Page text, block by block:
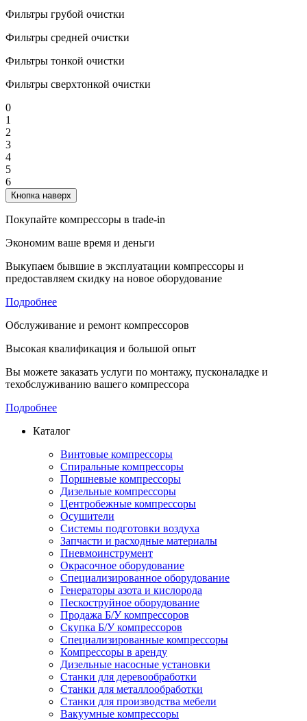
Фильтры грубой очистки
Фильтры средней очистки
Фильтры тонкой очистки
Фильтры сверхтонкой очистки
0
1
2
3
4
5
6
Кнопка наверх
Покупайте компрессоры в trade-in
Экономим ваше время и деньги
Выкупаем бывшие в эксплуатации компрессоры и
предоставляем скидку на новое оборудование
Подробнее
Обслуживание и ремонт компрессоров
Высокая квалификация и большой опыт
Вы можете заказать услуги по монтажу, пусконаладке и
техобслуживанию вашего компрессора
Подробнее
Каталог
Винтовые компрессоры
Спиральные компрессоры
Поршневые компрессоры
Дизельные компрессоры
Центробежные компрессоры
Осушители
Системы подготовки воздуха
Запчасти и расходные материалы
Пневмоинструмент
Окрасочное оборудование
Специализированное оборудование
Генераторы азота и кислорода
Пескоструйное оборудование
Продажа Б/У компрессоров
Скупка Б/У компрессоров
Специализированные компрессоры
Компрессоры в аренду
Дизельные насосные установки
Станки для деревообработки
Станки для металлообработки
Станки для производства мебели
Вакуумные компрессоры